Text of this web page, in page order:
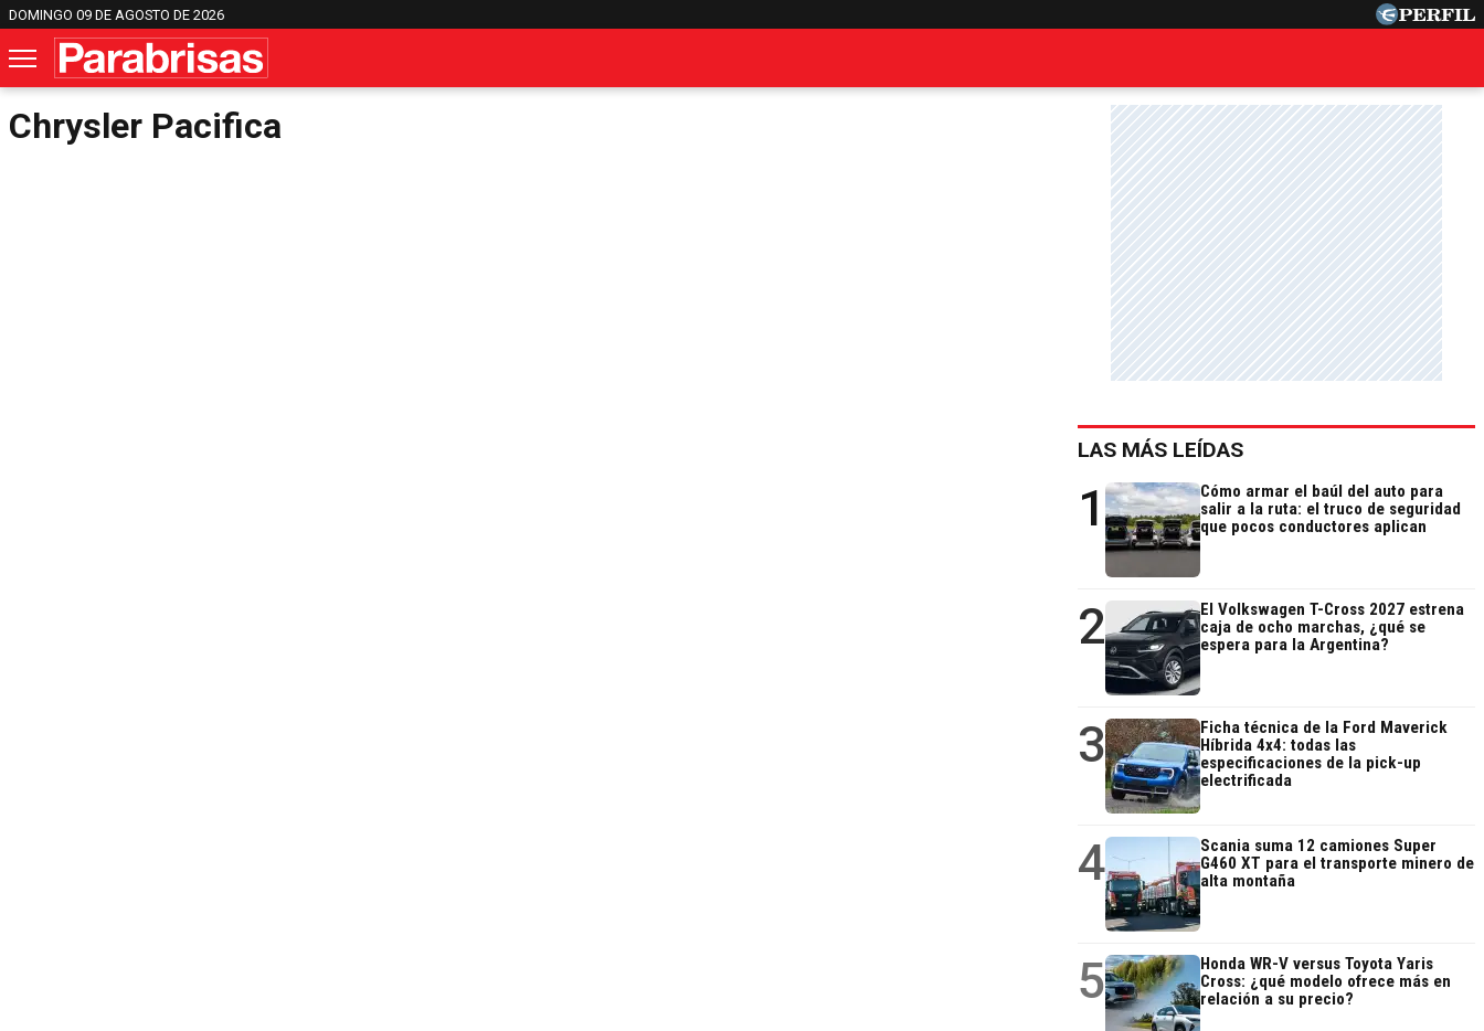
DOMINGO 09 DE AGOSTO DE 2026
Chrysler Pacifica
LAS MÁS LEÍDAS
1
Cómo armar el baúl del auto para
salir a la ruta: el truco de seguridad
que pocos conductores aplican
2
El Volkswagen T-Cross 2027 estrena
caja de ocho marchas, ¿qué se
espera para la Argentina?
3
Ficha técnica de la Ford Maverick
Híbrida 4x4: todas las
especificaciones de la pick-up
electrificada
4
Scania suma 12 camiones Super
G460 XT para el transporte minero de
alta montaña
5
Honda WR-V versus Toyota Yaris
Cross: ¿qué modelo ofrece más en
relación a su precio?